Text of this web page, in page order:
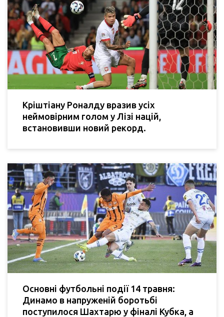
Кріштіану Роналду вразив усіх
неймовірним голом у Лізі націй,
встановивши новий рекорд.
Основні футбольні події 14 травня:
Динамо в напруженій боротьбі
поступилося Шахтарю у фіналі Кубка, а